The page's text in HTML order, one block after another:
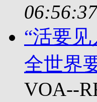
“活要
全世界
VOA--